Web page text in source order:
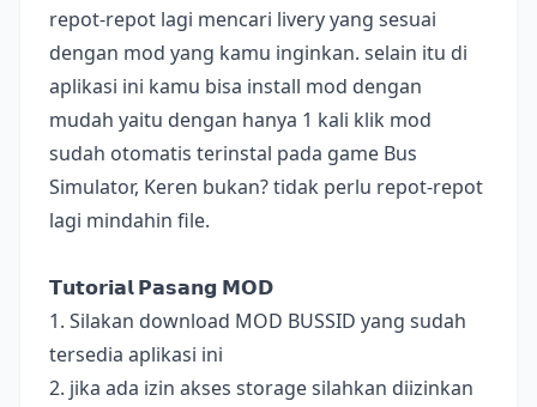
repot-repot lagi mencari livery yang sesuai
dengan mod yang kamu inginkan. selain itu di
aplikasi ini kamu bisa install mod dengan
mudah yaitu dengan hanya 1 kali klik mod
sudah otomatis terinstal pada game Bus
Simulator, Keren bukan? tidak perlu repot-repot
lagi mindahin file.
𝗧𝘂𝘁𝗼𝗿𝗶𝗮𝗹 𝗣𝗮𝘀𝗮𝗻𝗴 𝗠𝗢𝗗
1. Silakan download MOD BUSSID yang sudah
tersedia aplikasi ini
2. jika ada izin akses storage silahkan diizinkan